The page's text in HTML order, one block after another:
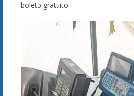
boleto gratuito.